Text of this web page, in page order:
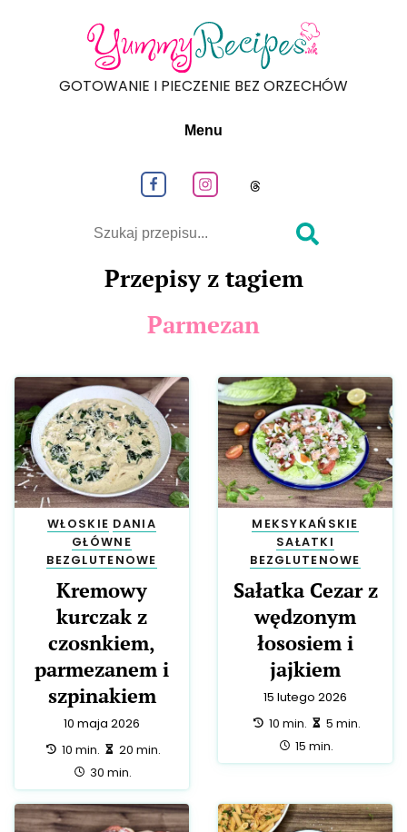
GOTOWANIE I PIECZENIE BEZ ORZECHÓW
Menu
Szukaj
Przepisy z tagiem
Parmezan
WŁOSKIE DANIA
GŁÓWNE
BEZGLUTENOWE
Kremowy
kurczak z
czosnkiem,
parmezanem i
szpinakiem
10 maja 2026
przygotowanie:
10 min. zrobienie:
20 min.
całość:
30 min.
MEKSYKAŃSKIE
SAŁATKI
BEZGLUTENOWE
Sałatka Cezar z
wędzonym
łososiem i
jajkiem
15 lutego 2026
przygotowanie:
10 min. zrobienie:
5 min.
całość:
15 min.